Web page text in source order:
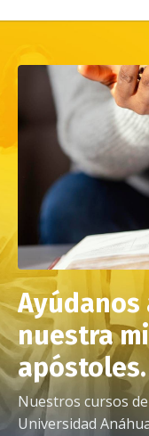
Ayúdanos
nuestra
apóstoles.
Nuestros cursos
Universidad